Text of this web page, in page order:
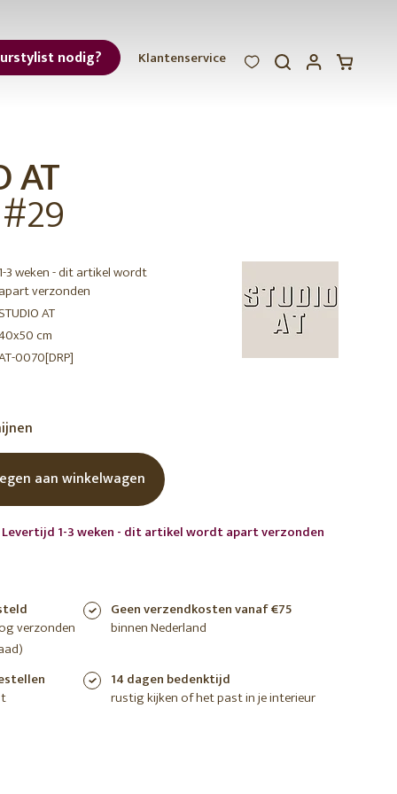
Klantenservice
nodig?
AT
3 weken - dit artikel wordt
verzonden
AT
cm
0070[DRP]
aan winkelwagen
1-3 weken - dit artikel wordt apart verzonden
verzonden
Geen verzendkosten vanaf €75
binnen Nederland
14 dagen bedenktijd
rustig kijken of het past in je interieur